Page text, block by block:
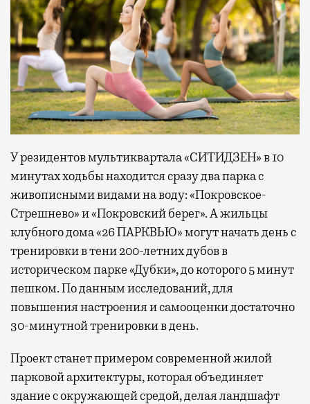
У резидентов мультиквартала «СИТИДЗЕН» в 10
минутах ходьбы находится сразу два парка с
живописными видами на воду: «Покровское-
Стрешнево» и «Покровский берег». А жильцы
клубного дома «26 ПАРКВЬЮ» могут начать день с
тренировки в тени 200-летних дубов в
историческом парке «Дубки», до которого 5 минут
пешком. По данным исследований, для
повышения настроения и самооценки достаточно
30-минутной тренировки в день.
Проект станет примером современной жилой
парковой архитектуры, которая объединяет
здание с окружающей средой, делая ландшафт